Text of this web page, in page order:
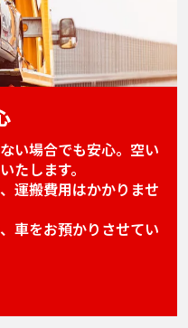
い場合でも安心。空い
たします。
運搬費用はかかりませ
車をお預かりさせてい